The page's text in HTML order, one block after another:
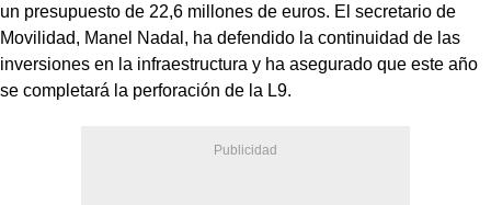
un presupuesto de 22,6 millones de euros. El secretario de
Movilidad, Manel Nadal, ha defendido la continuidad de las
inversiones en la infraestructura y ha asegurado que este año
se completará la perforación de la L9.